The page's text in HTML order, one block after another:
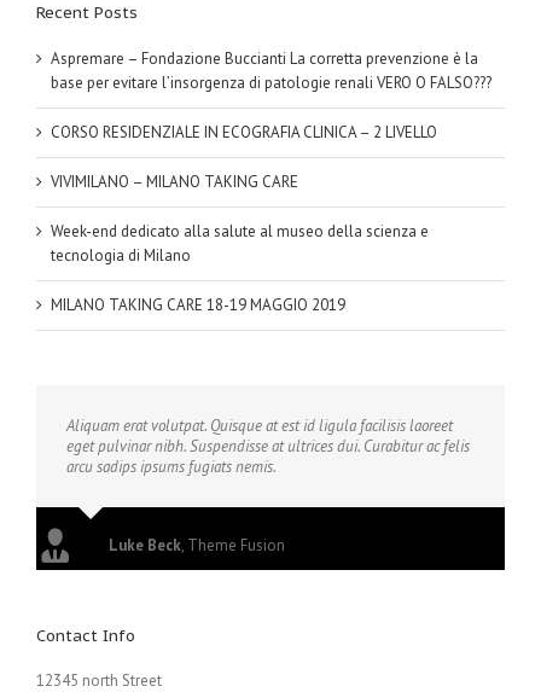
Recent Posts
Aspremare – Fondazione Buccianti La corretta prevenzione è la
base per evitare l’insorgenza di patologie renali VERO O FALSO???
CORSO RESIDENZIALE IN ECOGRAFIA CLINICA – 2 LIVELLO
VIVIMILANO – MILANO TAKING CARE
Week-end dedicato alla salute al museo della scienza e
tecnologia di Milano
MILANO TAKING CARE 18-19 MAGGIO 2019
Aliquam erat volutpat. Quisque at est id ligula facilisis laoreet
eget pulvinar nibh. Suspendisse at ultrices dui. Curabitur ac felis
arcu sadips ipsums fugiats nemis.
Luke Beck, Theme Fusion
Contact Info
12345 north Street